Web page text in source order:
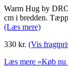
Warm Hug by
cm i bredden.
(Læs mere)
330 kr. (Vis
Læs mere »Køb nu